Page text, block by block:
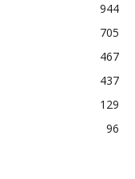
944
705
467
437
129
96